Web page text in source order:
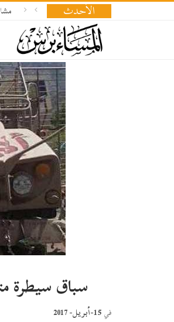
الأحدث
سباق سيطرة
في 15-أبريل- 2017